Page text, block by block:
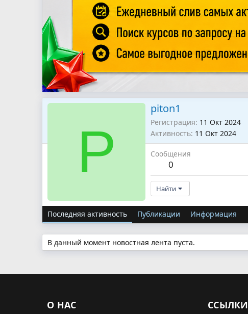
P
piton1
Регистрация 11 Окт 2024
Активность 11 Окт 2024
Сообщения
0
Найти
Последняя активность Публикации Информация
В данный момент новостная лента пуста.
О НАС ССЫЛКИ